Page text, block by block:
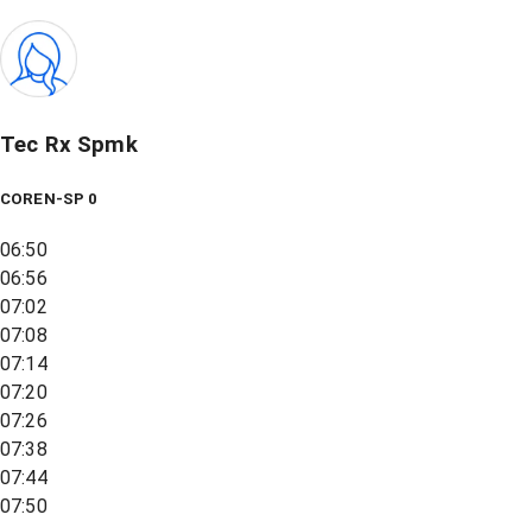
Tec Rx Spmk
COREN-SP 0
06:50
06:56
07:02
07:08
07:14
07:20
07:26
07:38
07:44
07:50